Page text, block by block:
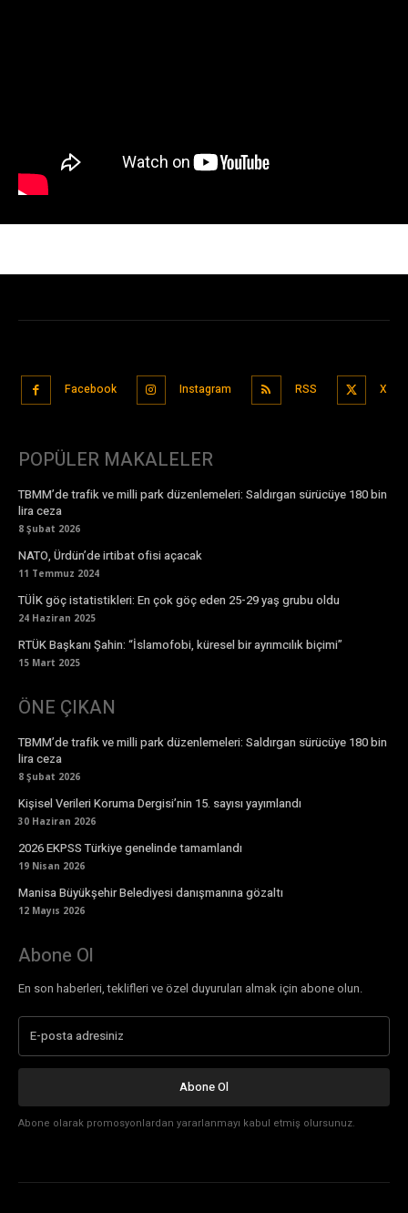
Facebook Instagram RSS X
POPÜLER MAKALELER
TBMM’de trafik ve milli park düzenlemeleri: Saldırgan sürücüye 180 bin
lira ceza
8 Şubat 2026
NATO, Ürdün’de irtibat ofisi açacak
11 Temmuz 2024
TÜİK göç istatistikleri: En çok göç eden 25-29 yaş grubu oldu
24 Haziran 2025
RTÜK Başkanı Şahin: “İslamofobi, küresel bir ayrımcılık biçimi”
15 Mart 2025
ÖNE ÇIKAN
TBMM’de trafik ve milli park düzenlemeleri: Saldırgan sürücüye 180 bin
lira ceza
8 Şubat 2026
Kişisel Verileri Koruma Dergisi’nin 15. sayısı yayımlandı
30 Haziran 2026
2026 EKPSS Türkiye genelinde tamamlandı
19 Nisan 2026
Manisa Büyükşehir Belediyesi danışmanına gözaltı
12 Mayıs 2026
Abone Ol
En son haberleri, teklifleri ve özel duyuruları almak için abone olun.
Abone Ol
Abone olarak promosyonlardan yararlanmayı kabul etmiş olursunuz.